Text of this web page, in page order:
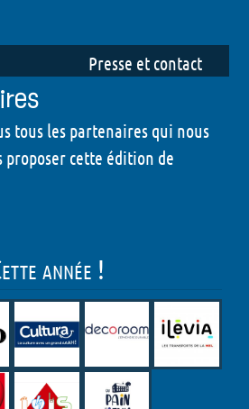
Presse et contact
tous les partenaires qui nous
cette édition de
année !